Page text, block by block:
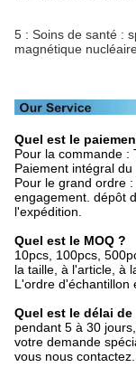
5 : Soins de santé :
magnétique
Quel est le
Pour la commande :
Paiement intégral
Pour le grand ordre
engagement. dépôt
l'expédition.
Quel est le MOQ ?
10pcs, 100pcs,
la taille, à l'article, à
L'ordre d'échantillon
Quel est le délai
pendant 5 à 30
votre demande
vous nous contactez.